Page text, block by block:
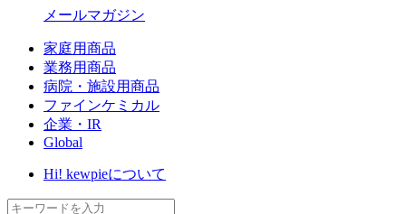
メールマガジン
家庭用商品
業務用商品
病院・施設用商品
ファインケミカル
企業・IR
Global
Hi! kewpieについて